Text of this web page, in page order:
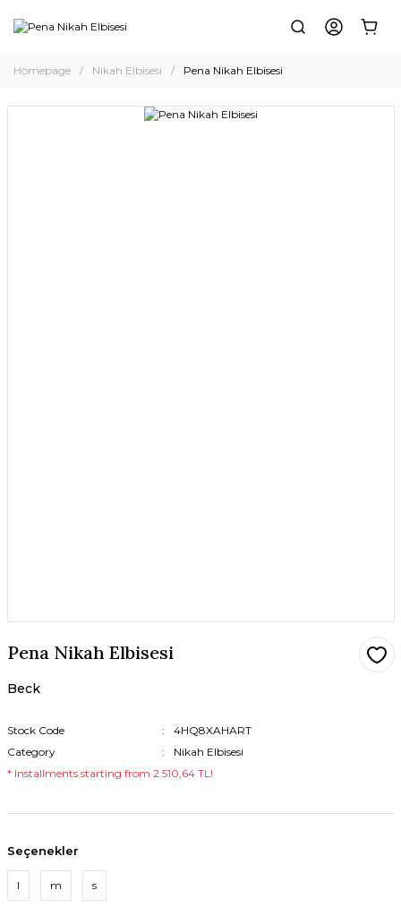
Homepage Nikah Elbisesi Pena Nikah Elbisesi
Pena Nikah Elbisesi
Beck
Stock Code
4HQ8XAHART
Category
Nikah Elbisesi
* Installments starting from 2.510,64 TL!
Seçenekler
l m s